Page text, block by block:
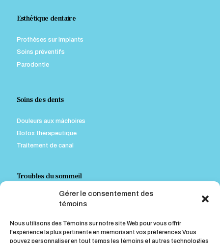
Gérer le consentement des
témoins
Nous utilisons des Témoins sur notre site Web pour vous offrir
l'expérience la plus pertinente en mémorisant vos préférences Vous
pouvez personnaliser en tout temps les témoins et autres technologies
Esthétique dentaire
Prothèses sur implants
Soins préventifs
Parodontie
Soins des dents
Douleurs aux mâchoires
Botox thérapeutique
Traitement de canal
Troubles du sommeil
Appareil contre le ronflement